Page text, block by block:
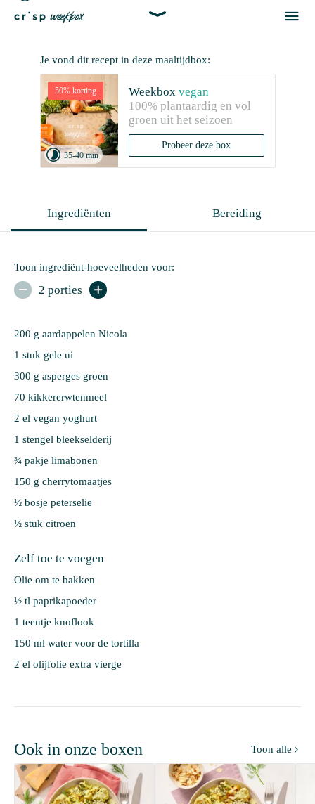


Je vond dit recept in deze maaltijdbox:
50% korting
35-40 min
Weekbox vegan
100% plantaardig en vol
groen uit het seizoen
Probeer deze box
Ingrediënten Bereiding
Toon ingrediënt-hoeveelheden voor:
 2 porties 
200 g aardappelen Nicola
1 stuk gele ui
300 g asperges groen
70 kikkererwtenmeel
2 el vegan yoghurt
1 stengel bleekselderij
¾ pakje limabonen
150 g cherrytomaatjes
½ bosje peterselie
½ stuk citroen
Zelf toe te voegen
Olie om te bakken
½ tl paprikapoeder
1 teentje knoflook
150 ml water voor de tortilla
2 el olijfolie extra vierge
Ook in onze boxen Toon alle 